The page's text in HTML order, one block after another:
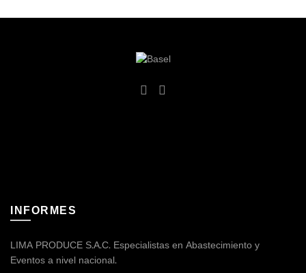
INFORMES
LIMA PRODUCE S.A.C. Especialistas en Abastecimiento y
Eventos a nivel nacional.